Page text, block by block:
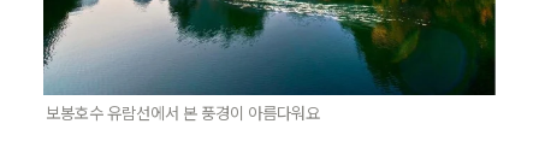
보봉호수 유람선에서 본 풍경이 아름다워요